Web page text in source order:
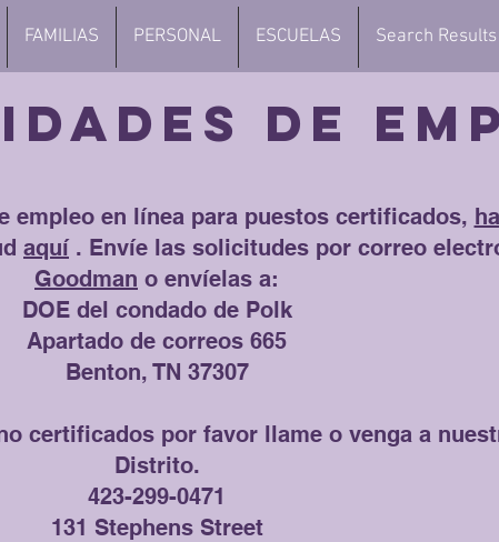
FAMILIAS PERSONAL ESCUELAS Search Results
DE
empleo en línea para puestos certificados,
aquí. Envíe las solicitudes por correo
Goodman o envíelas a:
DOE del condado de Polk
Apartado de correos 665
Benton, TN 37307
certificados por favor llame o venga a
Distrito.
423-299-0471
131 Stephens Street